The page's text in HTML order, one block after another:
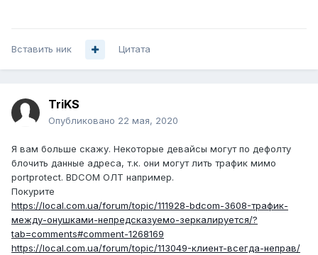
Вставить ник Цитата
TriKS
Опубликовано 22 мая, 2020
Я вам больше скажу. Некоторые девайсы могут по дефолту
блочить данные адреса, т.к. они могут лить трафик мимо
portprotect. BDCOM ОЛТ например.
Покурите
https://local.com.ua/forum/topic/111928-bdcom-3608-трафик-
между-онушками-непредсказуемо-зеркалируется/?
tab=comments#comment-1268169
https://local.com.ua/forum/topic/113049-клиент-всегда-неправ/